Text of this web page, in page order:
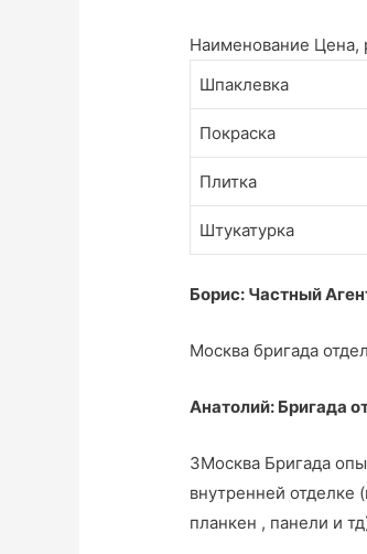
Наименование Цена,
Шпаклевка
Покраска
Плитка
Штукатурка
Борис: Частный
Москва бригада
Анатолий: Бригада
3Москва Бригада
внутренней отделке
планкен , панели и